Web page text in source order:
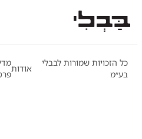
כל הזכויות שמורות לבבלי
בע״מ
אודות